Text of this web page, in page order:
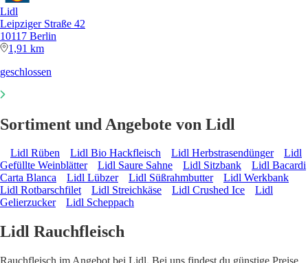
Lidl
Leipziger Straße 42
10117 Berlin
1,91 km
geschlossen
Sortiment und Angebote von Lidl
Lidl Rüben Lidl Bio Hackfleisch Lidl Herbstrasendünger
Lidl
Gefüllte Weinblätter
Lidl Saure Sahne Lidl Sitzbank
Lidl Bacardi
Carta Blanca
Lidl Lübzer Lidl Süßrahmbutter
Lidl Werkbank
Lidl Rotbarschfilet
Lidl Streichkäse Lidl Crushed Ice
Lidl
Gelierzucker
Lidl Scheppach
Lidl Rauchfleisch